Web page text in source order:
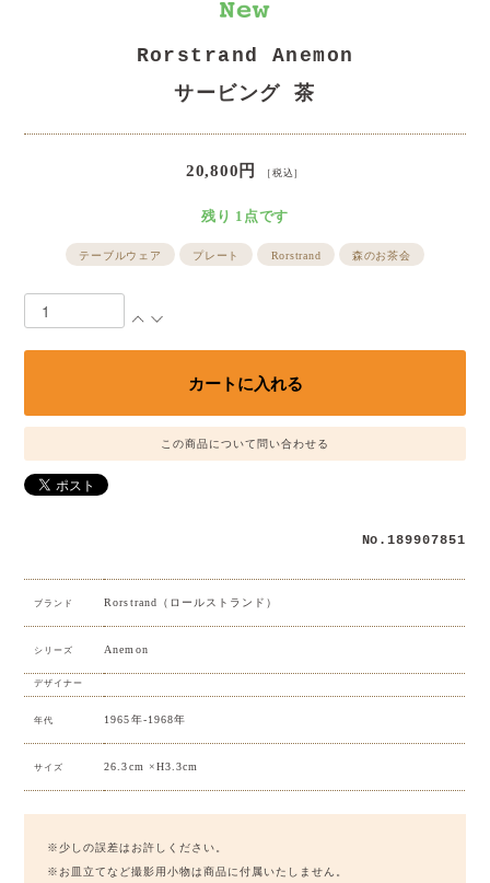
Rorstrand Anemon
サービング 茶
20,800円 ［税込］
残り 1点です
テーブルウェア プレート Rorstrand 森のお茶会
この商品について問い合わせる
No.189907851
ブランド Rorstrand（ロールストランド）
シリーズ Anemon
デザイナー
年代 1965年-1968年
サイズ 26.3cm ×H3.3cm
※少しの誤差はお許しください。
※お皿立てなど撮影用小物は商品に付属いたしません。